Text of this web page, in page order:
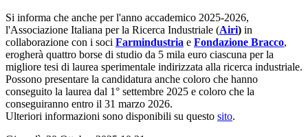
Si informa che anche per l'anno accademico 2025-2026,
l'Associazione Italiana per la Ricerca Industriale (Airi) in
collaborazione con i soci Farmindustria e Fondazione Bracco,
erogherà quattro borse di studio da 5 mila euro ciascuna per la
migliore tesi di laurea sperimentale indirizzata alla ricerca industriale.
Possono presentare la candidatura anche coloro che hanno
conseguito la laurea dal 1° settembre 2025 e coloro che la
conseguiranno entro il 31 marzo 2026.
Ulteriori informazioni sono disponibili su questo sito.